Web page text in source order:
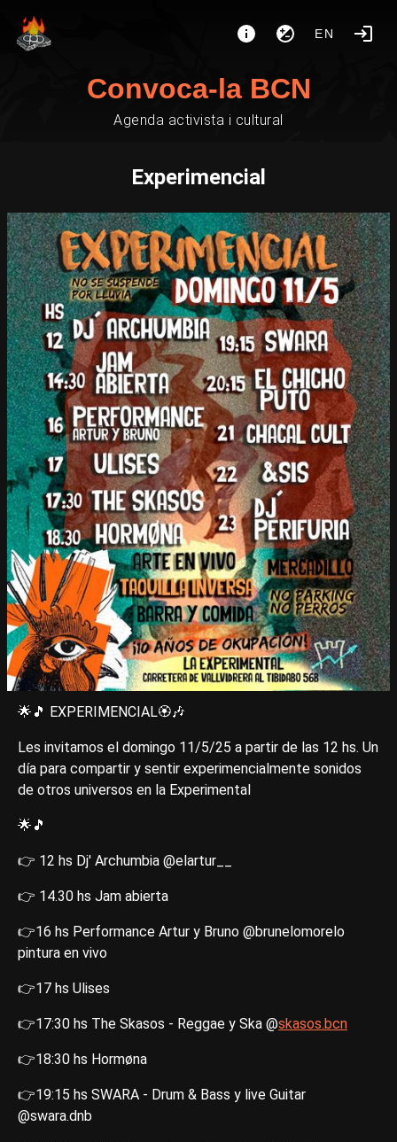
EN
Convoca-la BCN
Agenda activista i cultural
Experimencial
🌟🎵 EXPERIMENCIAL🏵🎶
Les invitamos el domingo 11/5/25 a partir de las 12 hs. Un
día para compartir y sentir experimencialmente sonidos
de otros universos en la Experimental
🌟🎵
👉 12 hs Dj' Archumbia @elartur__
👉 14.30 hs Jam abierta
👉16 hs Performance Artur y Bruno @brunelomorelo
pintura en vivo
👉17 hs Ulises
👉17:30 hs The Skasos - Reggae y Ska @skasos.bcn
👉18:30 hs Hormøna
👉19:15 hs SWARA - Drum & Bass y live Guitar
@swara.dnb